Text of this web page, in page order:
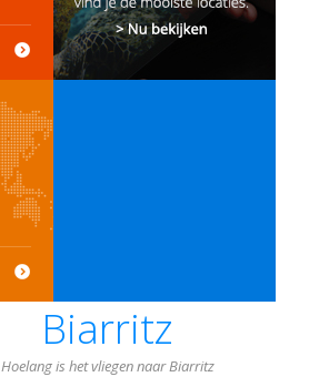
Biarritz
Hoelang is het vliegen naar Biarritz